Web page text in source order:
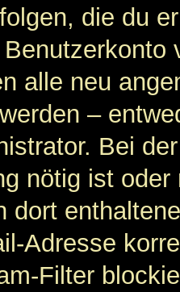
die du
alle neu
–
Bei
nötig ist
dort
Adresse
Filter